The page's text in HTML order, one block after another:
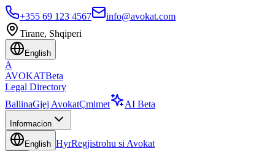
+355 69 123 4567
info@avokat.com
Tirane, Shqiperi
English
A
AVOKATBeta
Legal Directory
BallinaGjej AvokatÇmimet AI Beta
Informacion
English HyrRegjistrohu si Avokat